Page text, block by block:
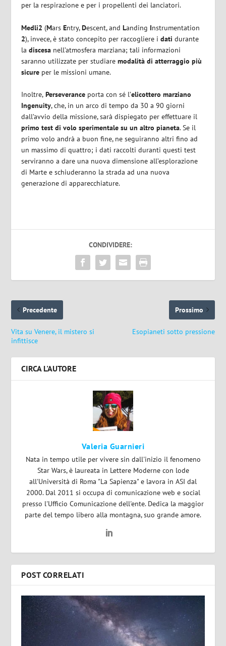
per la respirazione e per i propellenti dei lanciatori.
Medli2 (MarsEntry,Descent, andLanding Instrumentation
2), invece, è stato concepito per raccogliere idati durante
ladiscesa nell’atmosfera marziana; tali informazioni
saranno utilizzate per studiaremodalità di atterraggio più
sicure per le missioni umane.
Inoltre, Perseverance porta con sé l’elicottero marziano
Ingenuity, che, in un arco di tempo da 30 a 90 giorni
dall’avvio della missione, sarà dispiegato per effettuare il
primo test di volo sperimentale su un altro pianeta. Se il
primo volo andrà a buon fine, ne seguiranno altri fino ad
un massimo di quattro; i dati raccolti duranti questi test
serviranno a dare una nuova dimensione all’esplorazione
di Marte e schiuderanno la strada ad una nuova
generazione di apparecchiature.
CONDIVIDERE:
Precedente
Vita su Venere, il mistero si
infittisce
Prossimo
Esopianeti sotto pressione
CIRCA L'AUTORE
Valeria Guarnieri
Nata in tempo utile per vivere sin dall'inizio il fenomeno
Star Wars, è laureata in Lettere Moderne con lode
all'Università di Roma "La Sapienza" e lavora in ASI dal
2000. Dal 2011 si occupa di comunicazione web e social
presso l'Ufficio Comunicazione dell'ente. Dedica la maggior
parte del tempo libero alla montagna, suo grande amore.
POST CORRELATI